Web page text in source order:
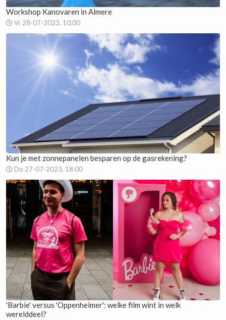
Workshop Kanovaren in Almere
Vr 28-07-2023, 10:00
Kun je met zonnepanelen besparen op de gasrekening?
Do 27-07-2023, 18:00
'Barbie' versus 'Oppenheimer': welke film wint in welk
werelddeel?